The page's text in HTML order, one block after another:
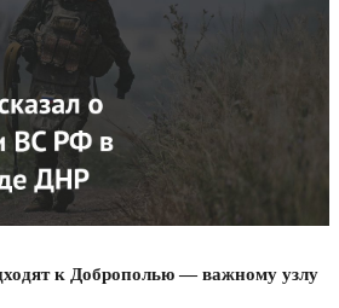
к Доброполью — важному узлу